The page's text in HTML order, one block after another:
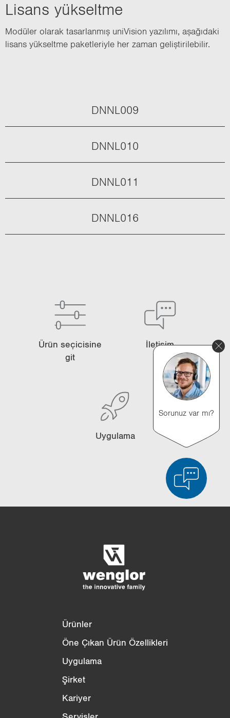
Li­sans yük­selt­me
Mo­dü­ler ola­rak ta­sar­lan­mış uni­Vi­si­on ya­zı­lı­mı, aşa­ğı­da­ki
li­sans yük­selt­me pa­ket­le­riy­le her zaman ge­liş­ti­ri­le­bi­lir.
DNNL009
DNNL010
DNNL011
DNNL016
Ürün se­çi­ci­si­ne
git
İle­ti­şim
Uy­gu­la­ma
Sorunuz var mı?
Ürünler
Öne Çıkan Ürün Özellikleri
Uygulama
Şirket
Kariyer